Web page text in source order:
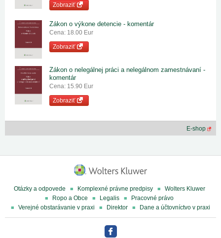
Zobraziť
Zákon o výkone detencie - komentár
Cena: 18.00 Eur
Zobraziť
Zákon o nelegálnej práci a nelegálnom zamestnávaní -
komentár
Cena: 15.90 Eur
Zobraziť
E-shop
Otázky a odpovede Komplexné právne predpisy
Wolters Kluwer
Ropo a Obce
Legalis
Pracovné právo
Verejné obstarávanie v praxi
Direktor Dane a účtovníctvo v praxi